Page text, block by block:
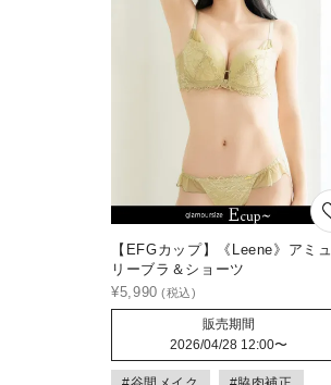
【EFGカップ】《Leene》アミュ
リーブラ＆ショーツ
¥5,990
販売期間
2026/04/28 12:00〜